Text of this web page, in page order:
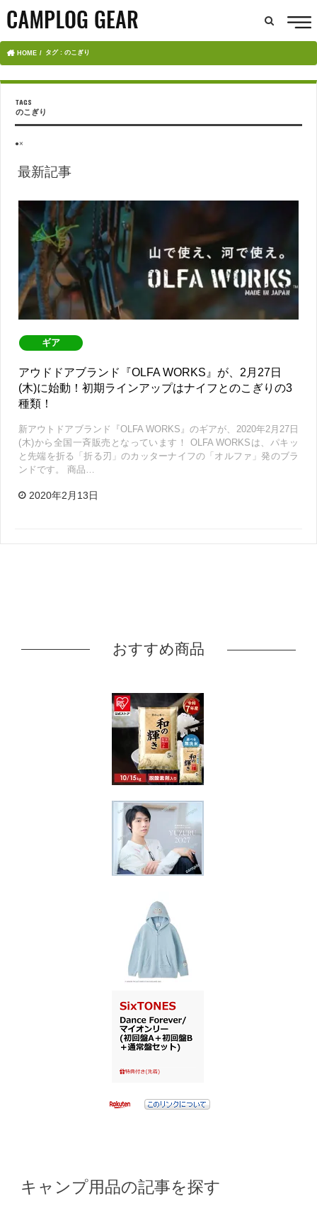
HOME タグ : のこぎり
のこぎり
●×
最新記事
ギア
アウドドアブランド『OLFA WORKS』が、2月27日
(木)に始動！初期ラインアップはナイフとのこぎりの3
種類！
新アウトドアブランド『OLFA WORKS』のギアが、2020年2月27日
(木)から全国一斉販売となっています！ OLFA WORKSは、パキッ
と先端を折る「折る刃」のカッターナイフの「オルファ」発のブラ
ンドです。 商品…
2020年2月13日
おすすめ商品
キャンプ用品の記事を探す